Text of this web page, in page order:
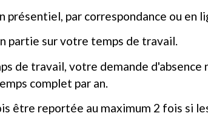
par correspondance ou en
partie sur votre temps de travail.
de travail, votre demande
complet par an.
être reportée au maximum 2 fois si